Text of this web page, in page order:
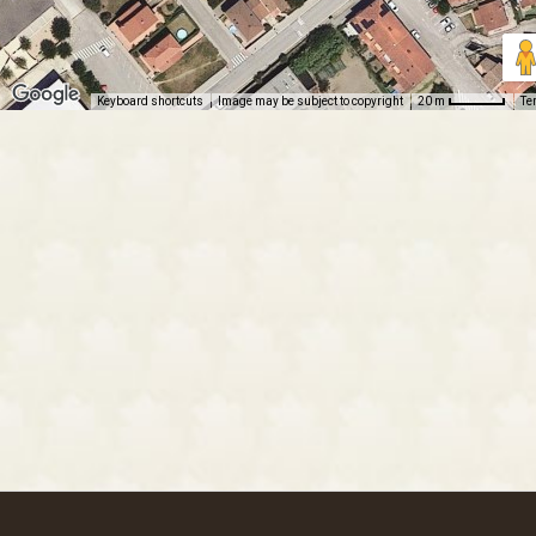
Keyboard shortcuts Image may be subject to copyright 20 m